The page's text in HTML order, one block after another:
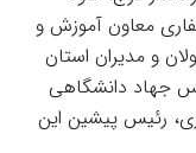
معاون آموزش و
و مدیران استان
جهاد دانشگاهی
رئیس پیشین این